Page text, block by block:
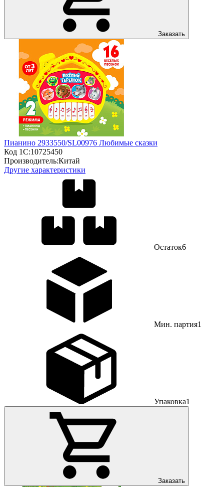
Заказать
Пианино 2933550/SL00976 Любимые сказки
Код 1С:10725450
Производитель:Китай
Другие характеристики
Остаток6
Мин. партия1
Упаковка1
Заказать